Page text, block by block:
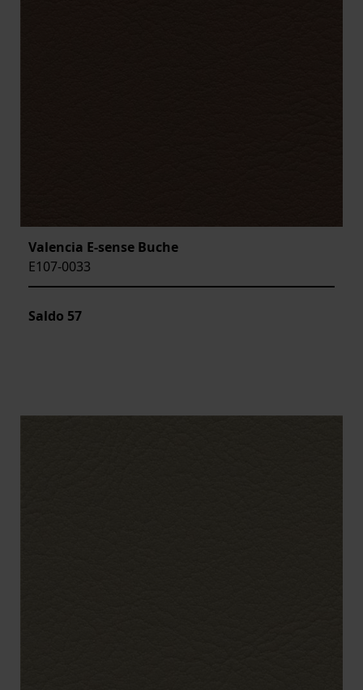
Valencia E-sense Buche
E107-0033
Saldo 57